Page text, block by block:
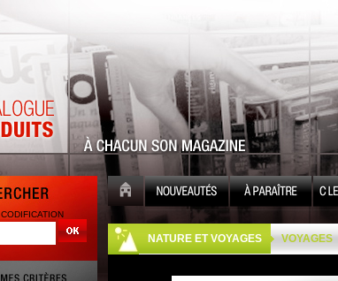
CODIFICATION
NATURE ET VOYAGES VOYAGES